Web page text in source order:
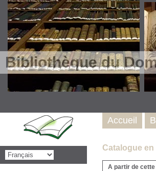
Bibliothèque du
Catalogue
A partir de
Accueil